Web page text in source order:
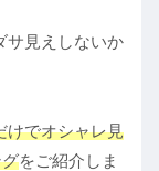
サ見えしないか
けでオシャレ見
をご紹介しま